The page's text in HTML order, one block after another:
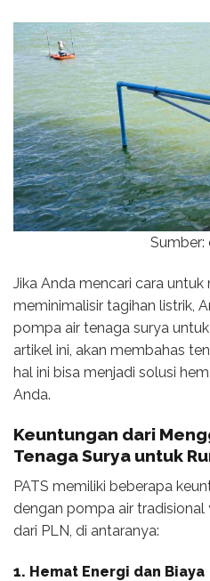
Sumber:
Jika Anda mencari cara
meminimalisir tagihan listrik,
pompa air tenaga surya
artikel ini, akan membahas
hal ini bisa menjadi solusi
Anda.
Keuntungan dari
Tenaga Surya untuk
PATS memiliki beberapa
dengan pompa air
dari PLN, di antaranya:
1. Hemat Energi dan Biaya